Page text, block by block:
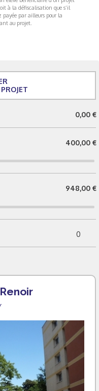
à la défiscalisation que s’il
payée par ailleurs pour la
au projet.
0,00 €
400,00 €
948,00 €
0